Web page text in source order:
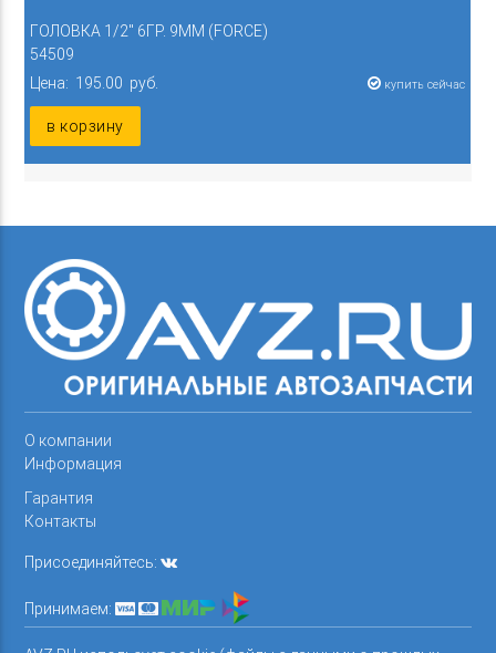
ГОЛОВКА 1/2" 6ГР. 9ММ (FORCE)
54509
Цена: 195.00 руб.
купить сейчас
в корзину
О компании
Информация
Гарантия
Контакты
Присоединяйтесь:
Принимаем: